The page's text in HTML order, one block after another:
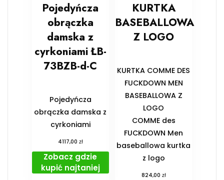
Pojedyńcza
obrączka
damska z
cyrkoniami ŁB-
73BZB-d-C
Pojedyńcza
obrączka damska z
cyrkoniami
4117,00 zł
Zobacz gdzie
kupić najtaniej
KURTKA
BASEBALLOWA
Z LOGO
KURTKA COMME DES
FUCKDOWN MEN
BASEBALLOWA Z
LOGO
COMME des
FUCKDOWN Men
baseballowa kurtka
z logo
824,00 zł